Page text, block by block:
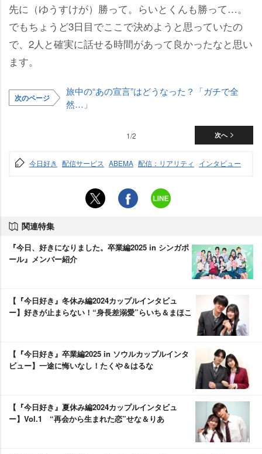
先に（ゆうすけが）勝って。らいとくんも勝って…。
でもちょうど3日目でここで決めようと思っていたの
で、2人と確実に話せる時間があって良かったなと思い
ます。
次のページ
旅中の“あの宣言”はどうなった？「ガチで全
然…」
次へ
1/2
今日好き 配信サービス ABEMA 配信：リアリティ インタビュー
関連特集
『今日、好きになりました。卒業編2025 in シンガポ
ール』メンバー紹介
【『今日好き』冬休み編2024カップルインタビュ
ー】好きが止まらない！“身長差溺愛”らいち＆まほこ
【『今日好き』卒業編2025 in ソウルカップルインタ
ビュー】一途に悔いなし！たくや＆はるな
【『今日好き』夏休み編2024カップルインタビュ
ー】Vol.1 “再会から生まれた恋”せな＆りあ